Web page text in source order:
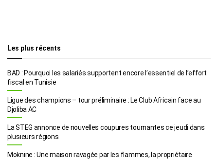
Les plus récents
BAD : Pourquoi les salariés supportent encore l’essentiel de l’effort
fiscal en Tunisie
Ligue des champions – tour préliminaire : Le Club Africain face au
Djoliba AC
La STEG annonce de nouvelles coupures tournantes ce jeudi dans
plusieurs régions
Moknine : Une maison ravagée par les flammes, la propriétaire